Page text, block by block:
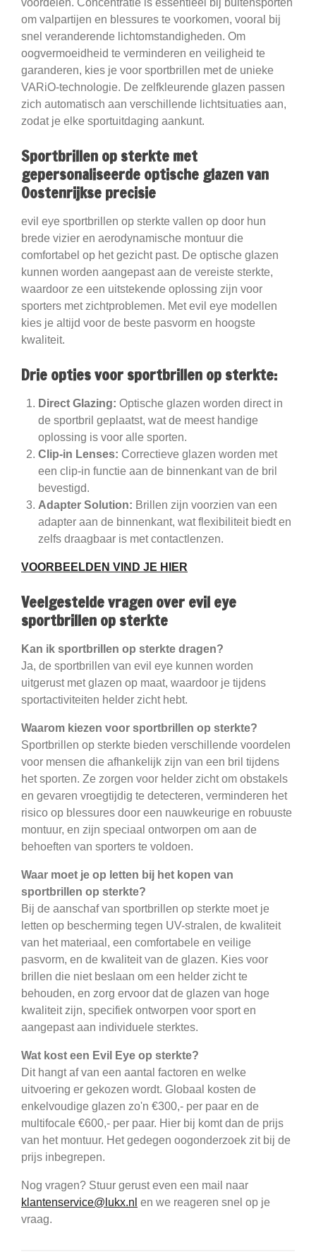
voordelen. Concentratie is essentieel bij buitensporten
om valpartijen en blessures te voorkomen, vooral bij
snel veranderende lichtomstandigheden. Om
oogvermoeidheid te verminderen en veiligheid te
garanderen, kies je voor sportbrillen met de unieke
VARiO-technologie. De zelfkleurende glazen passen
zich automatisch aan verschillende lichtsituaties aan,
zodat je elke sportuitdaging aankunt.
Sportbrillen op sterkte met
gepersonaliseerde optische glazen van
Oostenrijkse precisie
evil eye sportbrillen op sterkte vallen op door hun
brede vizier en aerodynamische montuur die
comfortabel op het gezicht past. De optische glazen
kunnen worden aangepast aan de vereiste sterkte,
waardoor ze een uitstekende oplossing zijn voor
sporters met zichtproblemen. Met evil eye modellen
kies je altijd voor de beste pasvorm en hoogste
kwaliteit.
Drie opties voor sportbrillen op sterkte:
Direct Glazing: Optische glazen worden direct in
de sportbril geplaatst, wat de meest handige
oplossing is voor alle sporten.
Clip-in Lenses: Correctieve glazen worden met
een clip-in functie aan de binnenkant van de bril
bevestigd.
Adapter Solution: Brillen zijn voorzien van een
adapter aan de binnenkant, wat flexibiliteit biedt en
zelfs draagbaar is met contactlenzen.
VOORBEELDEN VIND JE HIER
Veelgestelde vragen over evil eye
sportbrillen op sterkte
Kan ik sportbrillen op sterkte dragen?
Ja, de sportbrillen van evil eye kunnen worden
uitgerust met glazen op maat, waardoor je tijdens
sportactiviteiten helder zicht hebt.
Waarom kiezen voor sportbrillen op sterkte?
Sportbrillen op sterkte bieden verschillende voordelen
voor mensen die afhankelijk zijn van een bril tijdens
het sporten. Ze zorgen voor helder zicht om obstakels
en gevaren vroegtijdig te detecteren, verminderen het
risico op blessures door een nauwkeurige en robuuste
montuur, en zijn speciaal ontworpen om aan de
behoeften van sporters te voldoen.
Waar moet je op letten bij het kopen van
sportbrillen op sterkte?
Bij de aanschaf van sportbrillen op sterkte moet je
letten op bescherming tegen UV-stralen, de kwaliteit
van het materiaal, een comfortabele en veilige
pasvorm, en de kwaliteit van de glazen. Kies voor
brillen die niet beslaan om een helder zicht te
behouden, en zorg ervoor dat de glazen van hoge
kwaliteit zijn, specifiek ontworpen voor sport en
aangepast aan individuele sterktes.
Wat kost een Evil Eye op sterkte?
Dit hangt af van een aantal factoren en welke
uitvoering er gekozen wordt. Globaal kosten de
enkelvoudige glazen zo'n €300,- per paar en de
multifocale €600,- per paar. Hier bij komt dan de prijs
van het montuur. Het gedegen oogonderzoek zit bij de
prijs inbegrepen.
Nog vragen? Stuur gerust even een mail naar
klantenservice@lukx.nl en we reageren snel op je
vraag.